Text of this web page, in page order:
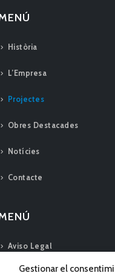
Gestionar el
Història
L’Empresa
Projectes
Obres Destacades
Notícies
Contacte
Aviso Legal